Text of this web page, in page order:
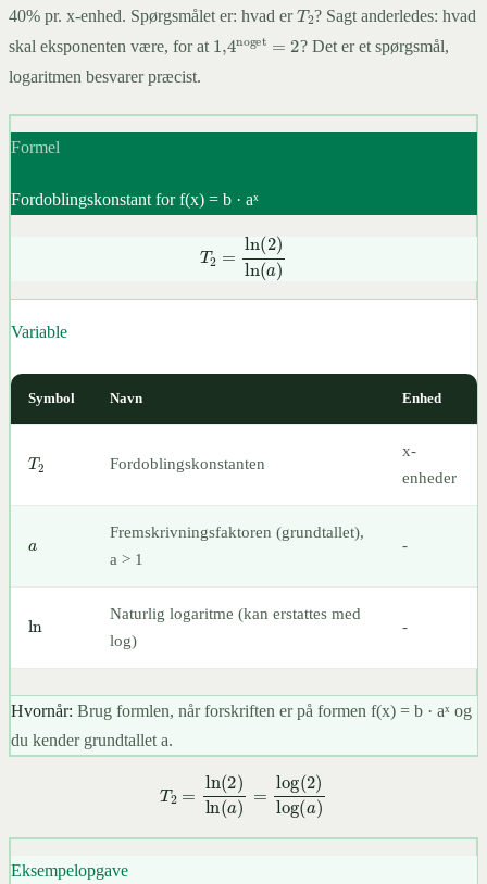
40% pr. x-enhed. Spørgsmålet er: hvad er
? Sagt anderledes: hvad
skal eksponenten være, for at 1 4noget =2? Det er et spørgsmål,
logaritmen besvarer præcist.
Formel
Fordoblingskonstant for f(x) = b · aˣ
2)ln(
Variable
Symbol Navn Enhed
Fordoblingskonstanten
x-
enheder
Fremskrivningsfaktoren (grundtallet),
a > 1
-
ln
Naturlig logaritme (kan erstattes med
log)
-
Hvornår: Brug formlen, når forskriften er på formen f(x) = b · aˣ og
du kender grundtallet a.
)ln(a) log(2)log
Eksempelopgave